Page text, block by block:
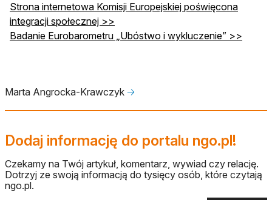
Strona internetowa Komisji Europejskiej poświęcona
integracji społecznej >>
Badanie Eurobarometru „Ubóstwo i wykluczenie” >>
Marta Angrocka-Krawczyk 🡢
Dodaj informację do portalu ngo.pl!
Czekamy na Twój artykuł, komentarz, wywiad czy relację.
Dotrzyj ze swoją informacją do tysięcy osób, które czytają
ngo.pl.